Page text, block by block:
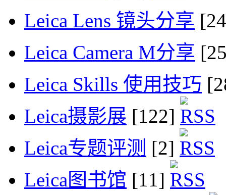
Leica Lens 镜头分享
Leica Camera M分享
Leica Skills 使用技巧
Leica摄影展 [122]
Leica专题评测 [2]
Leica图书馆 [11]